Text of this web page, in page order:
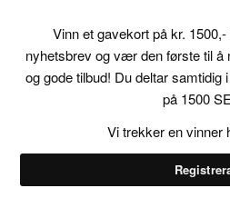
Spara